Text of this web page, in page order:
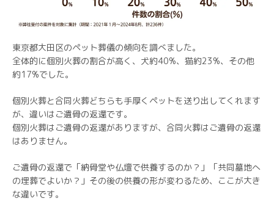
東京都大田区のペット葬儀の傾向を調べました。
全体的に個別火葬の割合が高く、犬約40%、猫約23%、その他
約17%でした。
個別火葬と合同火葬どちらも手厚くペットを送り出してくれます
が、違いはご遺骨の返還です。
個別火葬はご遺骨の返還がありますが、合同火葬はご遺骨の返還
はありません。
ご遺骨の返還で「納骨堂や仏壇で供養するのか？」「共同墓地へ
の埋葬でよいか？」その後の供養の形が変わるため、ここが大き
な違いです。